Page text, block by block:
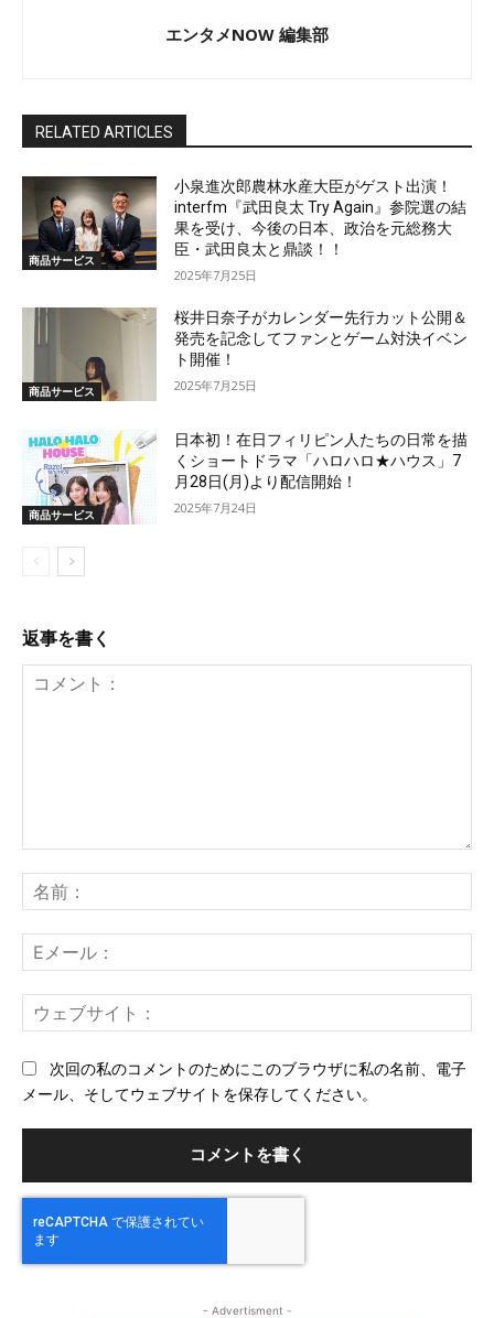
エンタメNOW 編集部
RELATED ARTICLES
商品サービス
小泉進次郎農林水産大臣がゲスト出演！
interfm『武田良太 Try Again』参院選の結
果を受け、今後の日本、政治を元総務大
臣・武田良太と鼎談！！
2025年7月25日
商品サービス
桜井日奈子がカレンダー先行カット公開＆
発売を記念してファンとゲーム対決イベン
ト開催！
2025年7月25日
商品サービス
日本初！在日フィリピン人たちの日常を描
くショートドラマ「ハロハロ★ハウス」7
月28日(月)より配信開始！
2025年7月24日
返事を書く
ン
ト：
前
メ
ー
ェ
次回の私のコメントのためにこのブラウザに私の名前、電子
メール、そしてウェブサイトを保存してください。
- Advertisment -